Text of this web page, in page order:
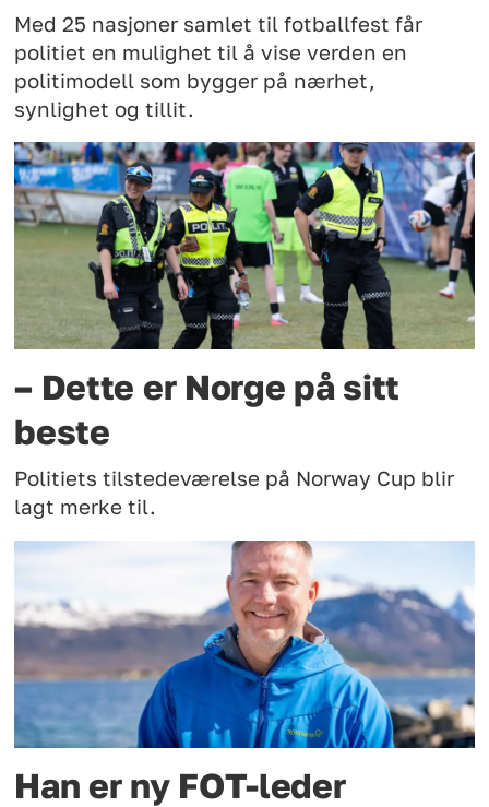
Med 25 nasjoner samlet til fotballfest får
politiet en mulighet til å vise verden en
politimodell som bygger på nærhet,
synlighet og tillit.
– Dette er Norge på sitt
beste
Politiets tilstedeværelse på Norway Cup blir
lagt merke til.
Han er ny FOT-leder